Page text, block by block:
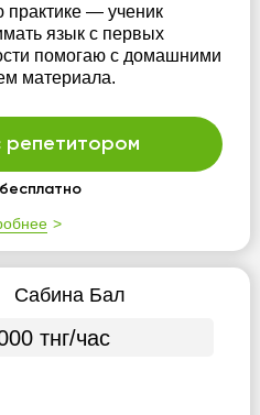
— ученик
язык с первых
помогаю с домашними
материала.
репетитором
Сабина Бал
тнг/час